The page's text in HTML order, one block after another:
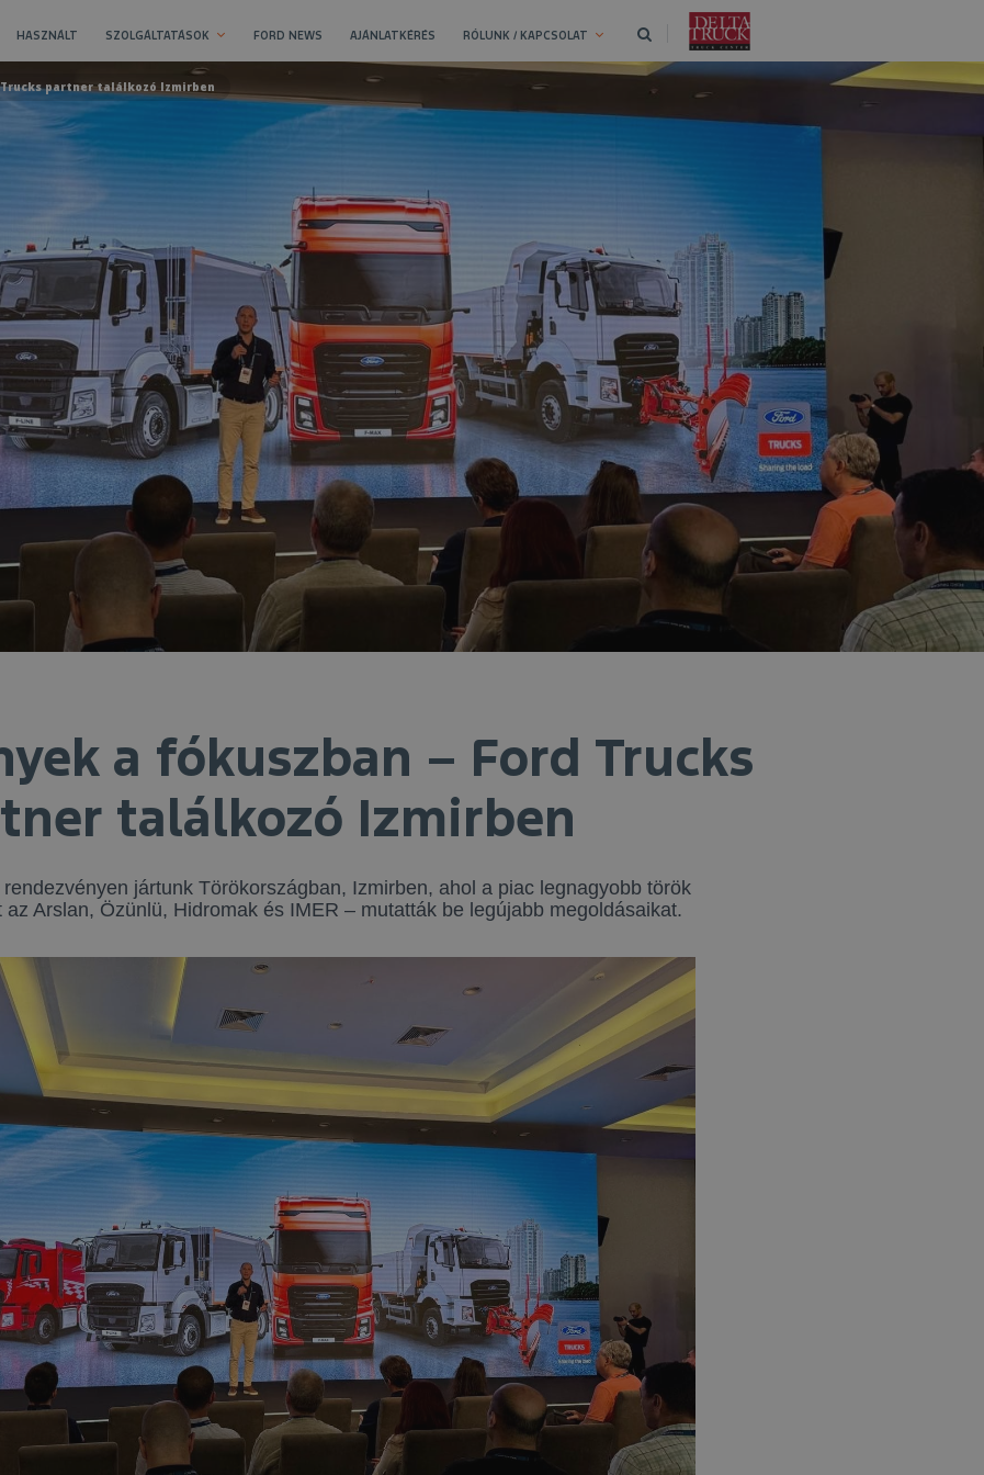
HASZNÁLT SZOLGÁLTATÁSOK FORD NEWS AJÁNLATKÉRÉS RÓLUNK / KAPCSOLAT
partner találkozó Izmirben
a fókuszban – Ford Trucks
találkozó Izmirben
rendezvényen jártunk Törökországban, Izmirben, ahol a piac legnagyobb török
Arslan, Özünlü, Hidromak és IMER – mutatták be legújabb megoldásaikat.